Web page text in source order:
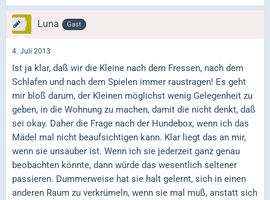
Luna Gast
4. Juli 2013
Ist ja klar, daß wir die Kleine nach dem Fressen, nach dem
Schlafen und nach dem Spielen immer raustragen! Es geht
mir bloß darum, der Kleinen möglichst wenig Gelegenheit zu
geben, in die Wohnung zu machen, damit die nicht denkt, daß
sei okay. Daher die Frage nach der Hundebox, wenn ich das
Mädel mal nicht beaufsichtigen kann. Klar liegt das an mir,
wenn sie unsauber ist. Wenn ich sie jederzeit ganz genau
beobachten könnte, dann würde das wesentlich seltener
passieren. Dummerweise hat sie halt gelernt, sich in einen
anderen Raum zu verkrümeln, wenn sie mal muß, anstatt sich